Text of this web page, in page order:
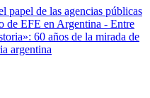
papel de las agencias públicas
de EFE en Argentina - Entre
60 años de la mirada de
argentina